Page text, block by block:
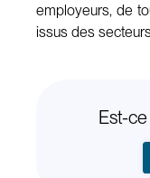
employeurs, de
issus des
Est-